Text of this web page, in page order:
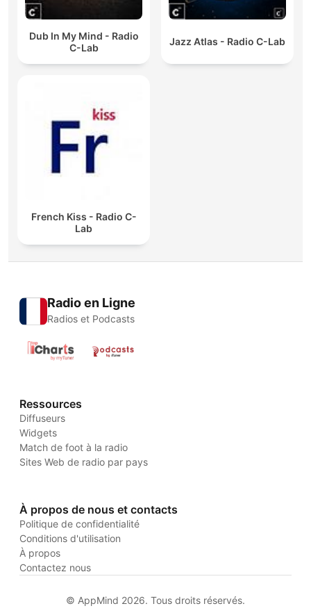
Dub In My Mind - Radio
C-Lab
Jazz Atlas - Radio C-Lab
French Kiss - Radio C-
Lab
Radio en Ligne
Radios et Podcasts
Ressources
Diffuseurs
Widgets
Match de foot à la radio
Sites Web de radio par pays
À propos de nous et contacts
Politique de confidentialité
Conditions d'utilisation
À propos
Contactez nous
© AppMind 2026. Tous droits réservés.